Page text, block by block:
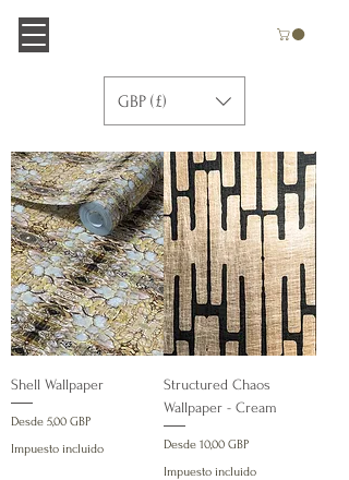
GBP (£)
Shell Wallpaper
Desde 5,00 GBP
Precio de oferta
Impuesto incluido
Structured Chaos
Wallpaper - Cream
Desde 10,00 GBP
Precio de oferta
Impuesto incluido